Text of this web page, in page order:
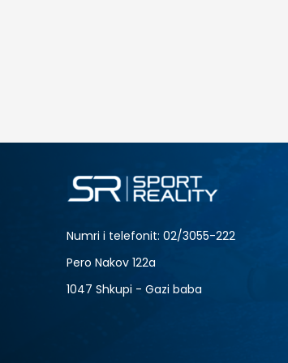
Masa
40
42.5
Numri i telefonit: 02/3055-222
Pero Nakov 122a
1047 Shkupi - Gazi baba